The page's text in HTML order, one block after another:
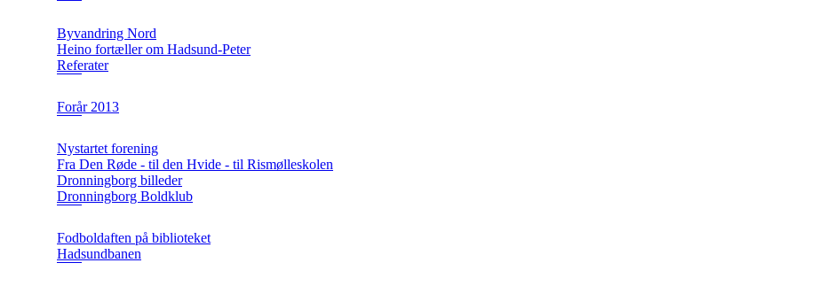
Byvandring Nord
Heino fortæller om Hadsund-Peter
Referater
Forår 2013
Nystartet forening
Fra Den Røde - til den Hvide - til Rismølleskolen
Dronningborg billeder
Dronningborg Boldklub
Fodboldaften på biblioteket
Hadsundbanen